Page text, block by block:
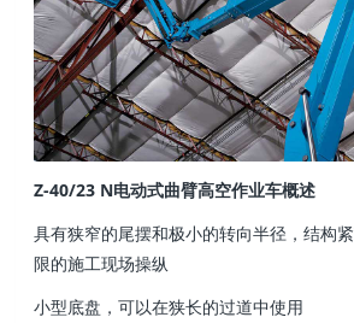
Z-40/23 N电动式曲臂高空作业车概述
具有狭窄的尾摆和极小的转向半径，结构
限的施工现场操纵
小型底盘，可以在狭长的过道中使用